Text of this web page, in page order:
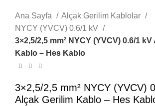
Ana Sayfa
Alçak Gerilim Kablolar
NYCY (YVCV) 0.6/1 kV
3×2,5/2,5 mm² NYCY (YVCV) 0.6/1
Kablo – Hes Kablo
3×2,5/2,5 mm² NYCY (YVCV)
Alçak Gerilim Kablo – Hes